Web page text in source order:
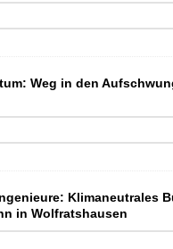
Weg in den
Klimaneutrales
in Wolfratshausen